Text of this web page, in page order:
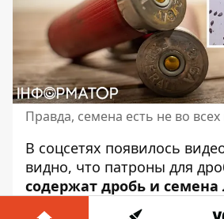
Правда, семена есть не во всех
В соцсетях появилось
видно, что патроны для
содержат дробь и семена
патроны были изготовлены